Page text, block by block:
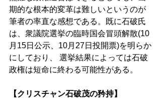
期的な根本的変革は難しいというのが
筆者の率直な感想である。既に石破氏
は、衆議院選挙の臨時国会冒頭解散(10
月15日公示、10月27日投開票)を明らか
にしており、 選挙結果によっては石破
政権は短命に終わる可能性がある。
【クリスチャン石破茂の矜持】